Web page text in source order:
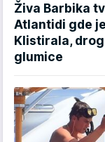
Živa Barbika
Atlantidi gde
Klistirala,
glumice